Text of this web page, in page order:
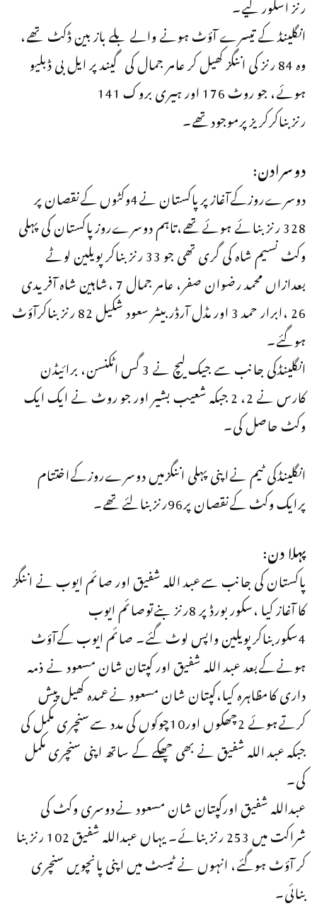
انگلینڈ کے تیسرے آؤٹ ہونے والے بلے باز بین ڈکٹ تھے،
وہ 84 رنز کی اننگز کھیل کر عامر جمال کی گیند پر ایل بی ڈبلیو
ہوئے، جو روٹ 176 اور ہیری بروک 141
رنزبناکرکریزپرموجودتھے۔
دوسرادن:
دوسرےروزکےآغازپرپاکستان نے4وکٹوں کےنقصان پر
328 رنز بنائے ہوئےتھے،تاہم دوسرےروزپاکستان کی پہلی
وکٹ نسیم شاہ کی گری تھی جو 33 رنز بناکر پویلین لوٹے
بعدازاں محمد رضوان صفر، عامر جمال 7 ،شاہین شاہ آفریدی
26 ،ابرار حمد 3 اور مڈل آرڈر بیٹر سعود شکیل 82 رنز بناکرآؤٹ
ہوگئے۔
انگلینڈکی جانب سے جیک لیچ نے 3 گس اٹکنسن، برائیڈن
کارس نے 2، 2 جبکہ شعیب بشیر اور جو روٹ نے ایک ایک
وکٹ حاصل کی۔
انگلینڈکی ٹیم نےاپنی پہلی اننگزمیں دوسرےروزکےاختتام
پرایک وکٹ کےنقصان پر96رنزبنالئےتھے۔
پہلا دن:
پاکستان کی جانب سےعبد اللہ شفیق اور صائم ایوب نے اننگز
کا آغاز کیا ،سکور بورڈ پر 8رنز بنےتوصائم ایوب
4سکوربناکرپویلین واپس لوٹ گئے۔ صائم ایوب کےآؤٹ
ہونےکےبعد عبد اللہ شفیق اور کپتان شان مسعود نے ذمہ
داری کامظاہرہ کیا،کپتان شان مسعود نےعمدہ کھیل پیش
کرتےہوئے 2چھکوں اور10چوکوں کی مدد سےسنچری مکمل کی
جبکہ عبد اللہ شفیق نے بھی چھکے کے ساتھ اپنی سنچری مکمل
کی۔
عبداللہ شفیق اورکپتان شان مسعود نےدوسری وکٹ کی
شراکت میں 253 رنز بنائے۔ یہاں عبداللہ شفیق 102 رنز بنا
کر آؤٹ ہوگئے، انہوں نے ٹیسٹ میں اپنی پانچویں سنچری
بنائی۔